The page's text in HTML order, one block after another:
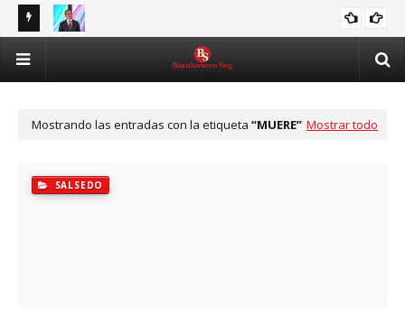
Asjana resalta aporte de la UASD a programa que
beneficiará a 6,500 becarios
Mostrando las entradas con la etiqueta MUERE Mostrar todo
SALSEDO